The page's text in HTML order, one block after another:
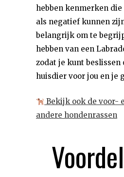
hebben kenmerken
als negatief kunnen
belangrijk om te
hebben van een
zodat je kunt
huisdier voor jou en je
Bekijk ook de voor-
andere hondenrassen